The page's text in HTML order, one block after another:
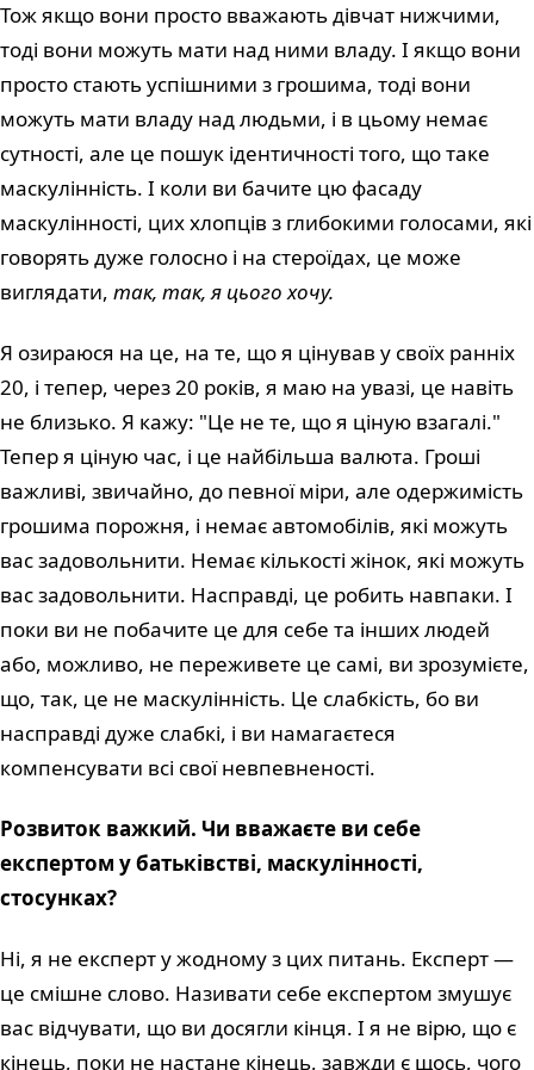
Тож якщо вони просто вважають дівчат нижчими,
тоді вони можуть мати над ними владу. І якщо вони
просто стають успішними з грошима, тоді вони
можуть мати владу над людьми, і в цьому немає
сутності, але це пошук ідентичності того, що таке
маскулінність. І коли ви бачите цю фасаду
маскулінності, цих хлопців з глибокими голосами, які
говорять дуже голосно і на стероїдах, це може
виглядати, так, так, я цього хочу.
Я озираюся на це, на те, що я цінував у своїх ранніх
20, і тепер, через 20 років, я маю на увазі, це навіть
не близько. Я кажу: "Це не те, що я ціную взагалі."
Тепер я ціную час, і це найбільша валюта. Гроші
важливі, звичайно, до певної міри, але одержимість
грошима порожня, і немає автомобілів, які можуть
вас задовольнити. Немає кількості жінок, які можуть
вас задовольнити. Насправді, це робить навпаки. І
поки ви не побачите це для себе та інших людей
або, можливо, не переживете це самі, ви зрозумієте,
що, так, це не маскулінність. Це слабкість, бо ви
насправді дуже слабкі, і ви намагаєтеся
компенсувати всі свої невпевненості.
Розвиток важкий. Чи вважаєте ви себе
експертом у батьківстві, маскулінності,
стосунках?
Ні, я не експерт у жодному з цих питань. Експерт —
це смішне слово. Називати себе експертом змушує
вас відчувати, що ви досягли кінця. І я не вірю, що є
кінець, поки не настане кінець, завжди є щось, чого